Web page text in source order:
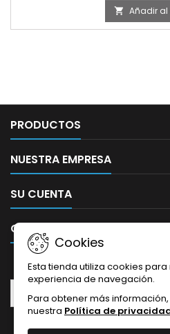
 Añadir
PRODUCTOS
NUESTRA EMPRESA
SU CUENTA
CONTACTO
Cookies
Esta tienda utiliza cookies
experiencia de navegación.
Para obtener más
nuestra Política de